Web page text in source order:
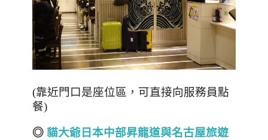
(靠近門口是座位區，可直接向服務員點
餐)
◎ 貓大爺日本中部昇龍道與名古屋旅遊